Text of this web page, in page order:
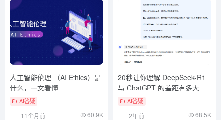
人工智能伦理 （AI Ethics）是
什么，一文看懂
AI答疑
11个月前 60.9K
20秒让你理解 DeepSeek-R1
与 ChatGPT 的差距有多大
AI答疑
2年前 68.5K